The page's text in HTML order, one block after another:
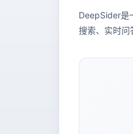
DeepSider是
搜索、实时问